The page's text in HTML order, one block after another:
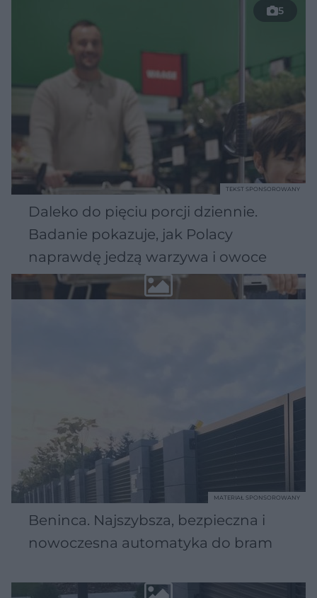
5
Daleko do pięciu porcji dziennie.
Badanie pokazuje, jak Polacy
naprawdę jedzą warzywa i owoce
TEKST SPONSOROWANY
Beninca. Najszybsza, bezpieczna i
nowoczesna automatyka do bram
MATERIAŁ SPONSOROWANY